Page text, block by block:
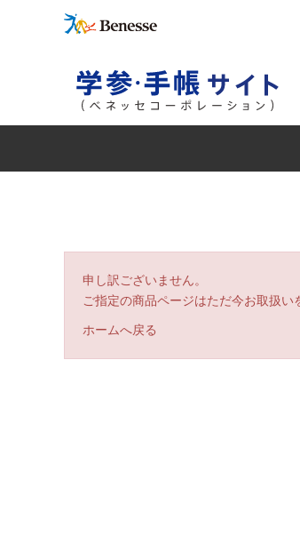
申し訳ございません。
ご指定の商品ページはただ今お取扱い
ホームへ戻る